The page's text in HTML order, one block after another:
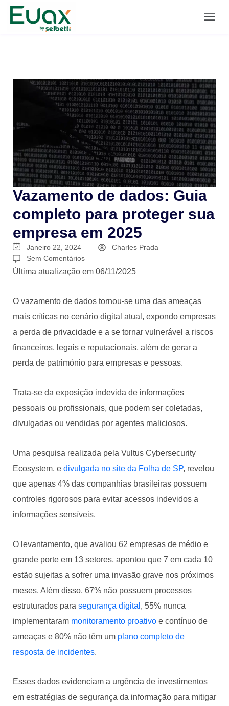
Vazamento de dados: Guia
completo para proteger sua
empresa em 2025
Janeiro 22, 2024
Charles Prada
Sem Comentários
Última atualização em 06/11/2025
O vazamento de dados tornou-se uma das ameaças
mais críticas no cenário digital atual, expondo empresas
a perda de privacidade e a se tornar vulnerável a riscos
financeiros, legais e reputacionais, além de gerar a
perda de património para empresas e pessoas.
Trata-se da exposição indevida de informações
pessoais ou profissionais, que podem ser coletadas,
divulgadas ou vendidas por agentes maliciosos.
Uma pesquisa realizada pela Vultus Cybersecurity
Ecosystem, e divulgada no site da Folha de SP, revelou
que apenas 4% das companhias brasileiras possuem
controles rigorosos para evitar acessos indevidos a
informações sensíveis.
O levantamento, que avaliou 62 empresas de médio e
grande porte em 13 setores, apontou que 7 em cada 10
estão sujeitas a sofrer uma invasão grave nos próximos
meses. Além disso, 67% não possuem processos
estruturados para segurança digital , 55% nunca
implementaram monitoramento proativo e contínuo de
ameaças e 80% não têm um plano completo de
resposta de incidentes.
Esses dados evidenciam a urgência de investimentos
em estratégias de segurança da informação para mitigar